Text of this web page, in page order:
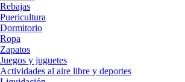
Rebajas
Puericultura
Dormitorio
Ropa
Zapatos
Juegos y juguetes
Actividades al aire libre y deportes